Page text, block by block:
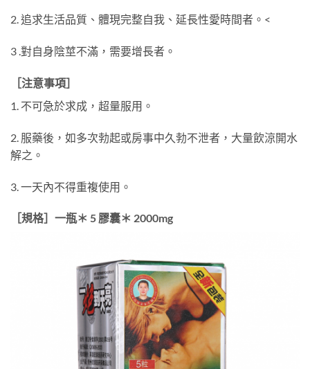
2. 追求生活品質、體現完整自我、延長性愛時間者。 <
3 .對自身陰莖不滿，需要增長者。
［注意事項］
1. 不可急於求成，超量服用。
2. 服藥後，如多次勃起或房事中久勃不泄者，大量飲涼開水
解之。
3. 一天內不得重複使用。
［規格］一瓶＊ 5 膠囊＊ 2000mg